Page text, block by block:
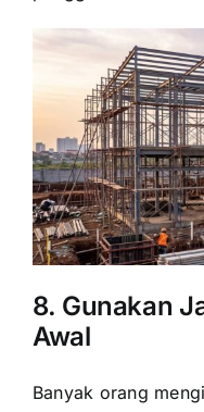
8. Gunakan
Awal
Banyak orang